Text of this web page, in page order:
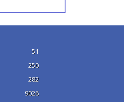
51
250
282
9026